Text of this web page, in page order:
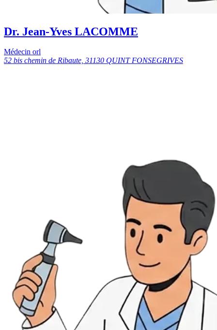
Dr. Jean-Yves LACOMME
Médecin orl
52 bis chemin de Ribaute, 31130 QUINT FONSEGRIVES